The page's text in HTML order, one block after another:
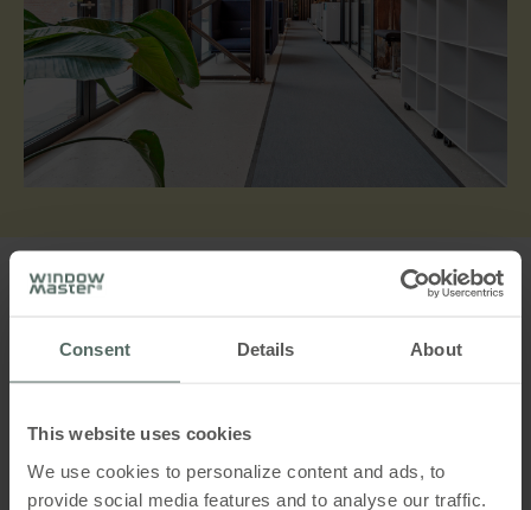
Consent Details About
This website uses cookies
We use cookies to personalize content and ads, to
provide social media features and to analyse our traffic.
Hybrid ventilation giver fleksibel drift og
lavt CO₂-aftryk
og i tag, gjorde det oplagt at vælge en løsning, der
inkluderede naturlig ventilation.